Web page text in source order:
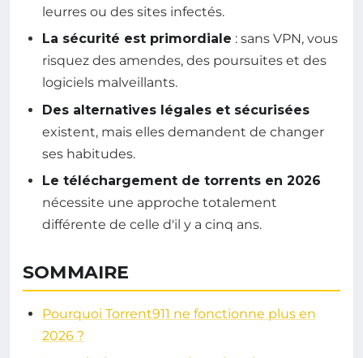
leurres ou des sites infectés.
La sécurité est primordiale : sans VPN, vous
risquez des amendes, des poursuites et des
logiciels malveillants.
Des alternatives légales et sécurisées
existent, mais elles demandent de changer
ses habitudes.
Le téléchargement de torrents en 2026
nécessite une approche totalement
différente de celle d'il y a cinq ans.
SOMMAIRE
Pourquoi Torrent911 ne fonctionne plus en
2026 ?